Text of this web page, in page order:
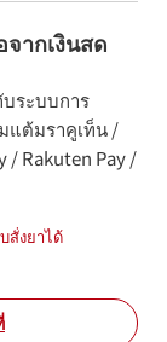
ากเงินสด
บระบบการ
แต้มราคูเท็น /
/ Rakuten Pay /
สั่งยาได้